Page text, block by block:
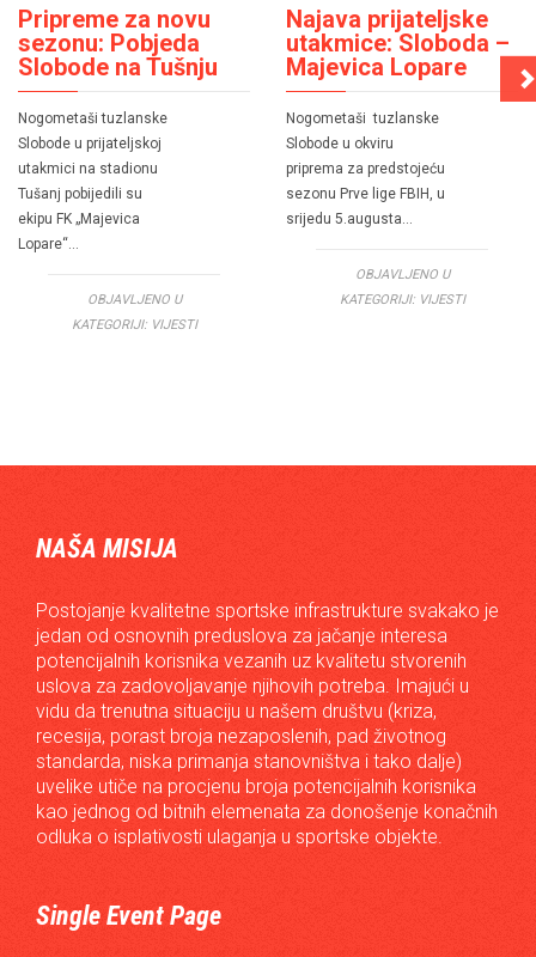
Pripreme za novu
sezonu: Pobjeda
Slobode na Tušnju
Nogometaši tuzlanske
Slobode u prijateljskoj
utakmici na stadionu
Tušanj pobijedili su
ekipu FK „Majevica
Lopare“…
OBJAVLJENO U
KATEGORIJI: VIJESTI
Najava prijateljske
utakmice: Sloboda –
Majevica Lopare
Nogometaši tuzlanske
Slobode u okviru
priprema za predstojeću
sezonu Prve lige FBIH, u
srijedu 5.augusta…
OBJAVLJENO U
KATEGORIJI: VIJESTI
NAŠA MISIJA
Postojanje kvalitetne sportske infrastrukture svakako je
jedan od osnovnih preduslova za jačanje interesa
potencijalnih korisnika vezanih uz kvalitetu stvorenih
uslova za zadovoljavanje njihovih potreba. Imajući u
vidu da trenutna situaciju u našem društvu (kriza,
recesija, porast broja nezaposlenih, pad životnog
standarda, niska primanja stanovništva i tako dalje)
uvelike utiče na procjenu broja potencijalnih korisnika
kao jednog od bitnih elemenata za donošenje konačnih
odluka o isplativosti ulaganja u sportske objekte.
Single Event Page